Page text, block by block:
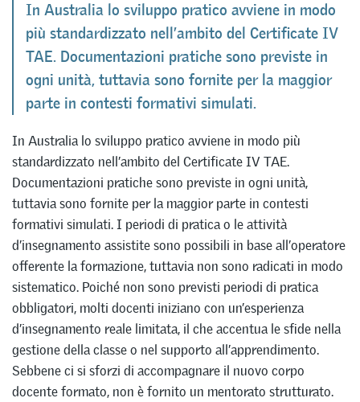
In Australia lo sviluppo pratico avviene in modo
più standardizzato nell’ambito del Certificate IV
TAE. Documentazioni pratiche sono previste in
ogni unità, tuttavia sono fornite per la maggior
parte in contesti formativi simulati.
In Australia lo sviluppo pratico avviene in modo più
standardizzato nell’ambito del Certificate IV TAE.
Documentazioni pratiche sono previste in ogni unità,
tuttavia sono fornite per la maggior parte in contesti
formativi simulati. I periodi di pratica o le attività
d’insegnamento assistite sono possibili in base all’operatore
offerente la formazione, tuttavia non sono radicati in modo
sistematico. Poiché non sono previsti periodi di pratica
obbligatori, molti docenti iniziano con un’esperienza
d’insegnamento reale limitata, il che accentua le sfide nella
gestione della classe o nel supporto all’apprendimento.
Sebbene ci si sforzi di accompagnare il nuovo corpo
docente formato, non è fornito un mentorato strutturato.